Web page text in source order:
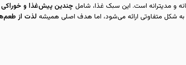
و مدیترانه است. این سبک غذا، شامل چندین پیش‌غذا و
به شکل متفاوتی ارائه می‌شود، اما هدف اصلی همیشه لذت از